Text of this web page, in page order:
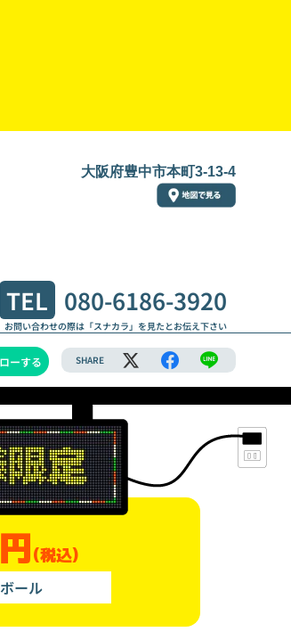
大阪府豊中市本町3-13-4
TEL 080-6186-3920
お問い合わせの際は「スナカラ」を見たとお伝え下さい
ーする SHARE
(税込)
ール